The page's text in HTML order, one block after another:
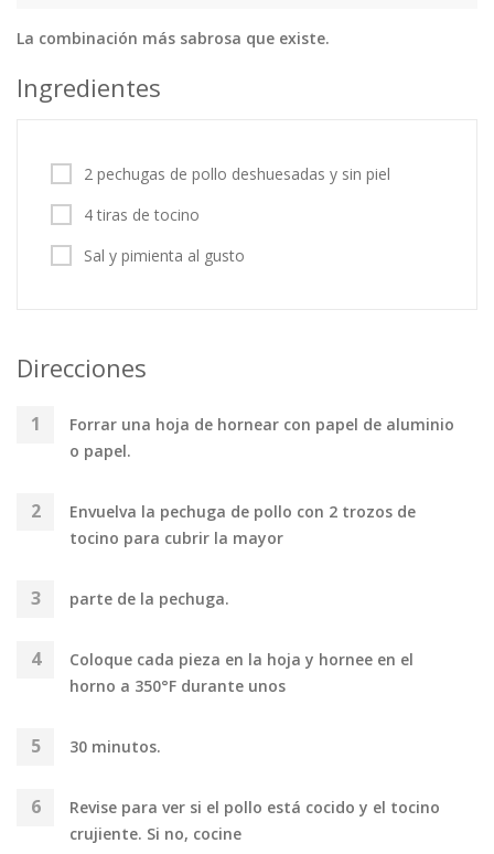
Tortas Vegetales
Vegetarian…
Recetas
Contáctanos
Entrar / Registrarse
La combinación más sabrosa que existe.
Ingredientes
2 pechugas de pollo deshuesadas y sin piel
4 tiras de tocino
Sal y pimienta al gusto
Direcciones
Forrar una hoja de hornear con papel de aluminio
o papel.
Envuelva la pechuga de pollo con 2 trozos de
tocino para cubrir la mayor
parte de la pechuga.
Coloque cada pieza en la hoja y hornee en el
horno a 350°F durante unos
30 minutos.
Revise para ver si el pollo está cocido y el tocino
crujiente. Si no, cocine